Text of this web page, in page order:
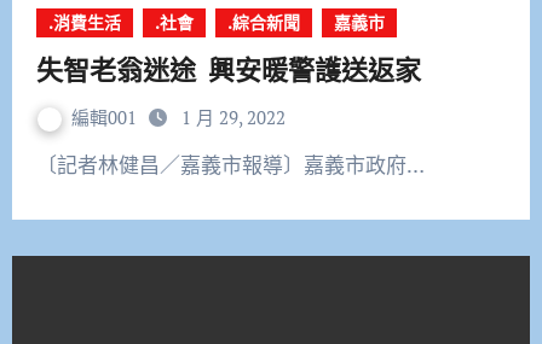
.消費生活 .社會 .綜合新聞 嘉義市
失智老翁迷途 興安暖警護送返家
編輯001 1 月 29, 2022
〔記者林健昌／嘉義市報導〕嘉義市政府…